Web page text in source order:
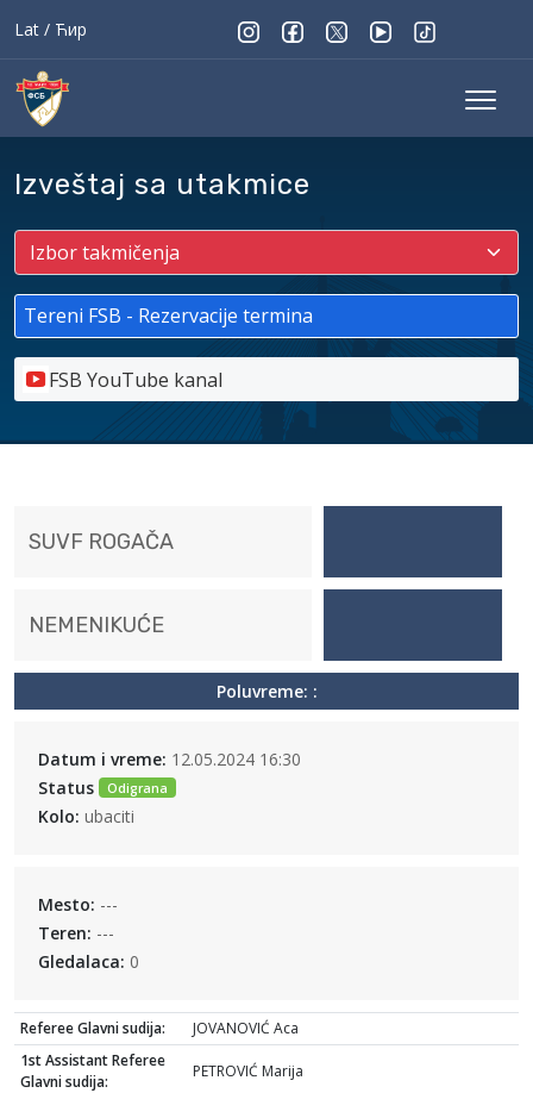
Lat / Ћир
Izveštaj sa utakmice
Tereni FSB - Rezervacije termina
FSB YouTube kanal
SUVF ROGAČA
NEMENIKUĆE
Poluvreme: :
Datum i vreme: 12.05.2024 16:30
Status
Odigrana
Kolo: ubaciti
Mesto: ---
Teren: ---
Gledalaca: 0
Referee Glavni sudija:
JOVANOVIĆ Aca
1st Assistant Referee
Glavni sudija:
PETROVIĆ Marija